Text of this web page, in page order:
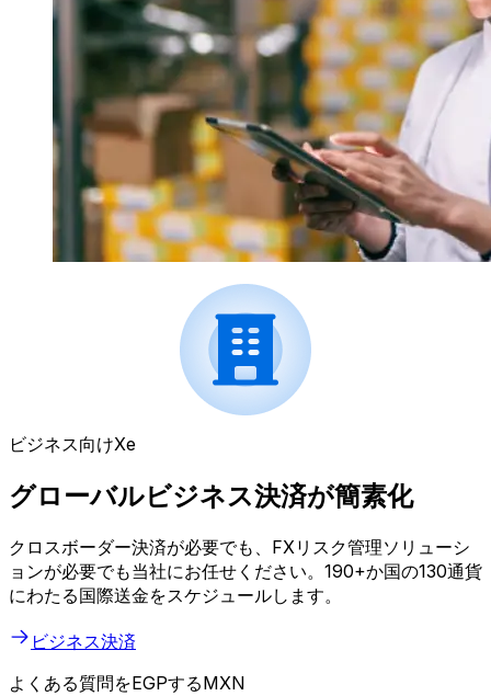
ビジネス向けXe
グローバルビジネス決済が簡素化
クロスボーダー決済が必要でも、FXリスク管理ソリューシ
ョンが必要でも当社にお任せください。190+か国の130通貨
にわたる国際送金をスケジュールします。
ビジネス決済
よくある質問をEGPするMXN